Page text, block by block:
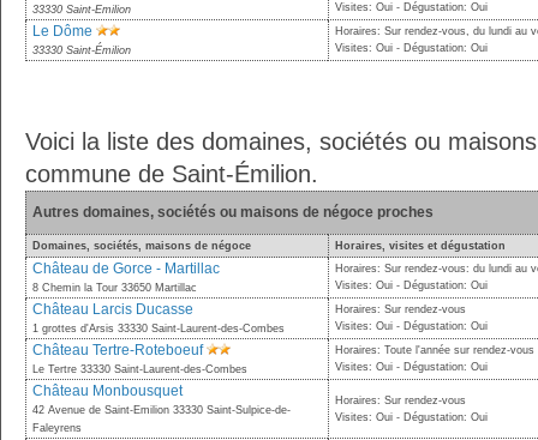
33330 Saint-Emilion
Visites: Oui - Dégustation: Oui
Le Dôme
33330 Saint-Émilion
Horaires: Sur rendez-vous, du lundi au
Visites: Oui - Dégustation: Oui
Voici la liste des domaines, sociétés ou
commune de Saint-Émilion.
Autres domaines, sociétés ou maisons de négoce proches
Domaines, sociétés, maisons de négoce Horaires, visites et dégustation
Château de Gorce - Martillac
8 Chemin la Tour 33650 Martillac
Horaires: Sur rendez-vous: du lundi au
Visites: Oui - Dégustation: Oui
Château Larcis Ducasse
1 grottes d'Arsis 33330 Saint-Laurent-des-Combes
Horaires: Sur rendez-vous
Visites: Oui - Dégustation: Oui
Château Tertre-Roteboeuf
Le Tertre 33330 Saint-Laurent-des-Combes
Horaires: Toute l'année sur rendez-
Visites: Oui - Dégustation: Oui
Château Monbousquet
42 Avenue de Saint-Emilion 33330 Saint-Sulpice-de-
Faleyrens
Horaires: Sur rendez-vous
Visites: Oui - Dégustation: Oui